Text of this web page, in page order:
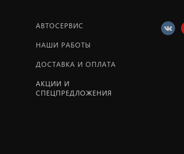
АВТОСЕРВИС
НАШИ РАБОТЫ
ДОСТАВКА И ОПЛАТА
АКЦИИ И
СПЕЦПРЕДЛОЖЕНИЯ